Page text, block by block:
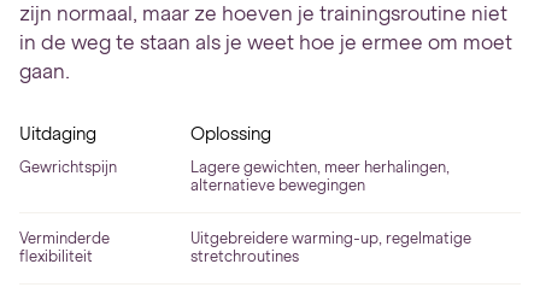
zijn normaal, maar ze hoeven je trainingsroutine niet
in de weg te staan als je weet hoe je ermee om moet
gaan.
Uitdaging Oplossing
Gewrichtspijn
Lagere gewichten, meer herhalingen,
alternatieve bewegingen
Verminderde
flexibiliteit
Uitgebreidere warming-up, regelmatige
stretchroutines